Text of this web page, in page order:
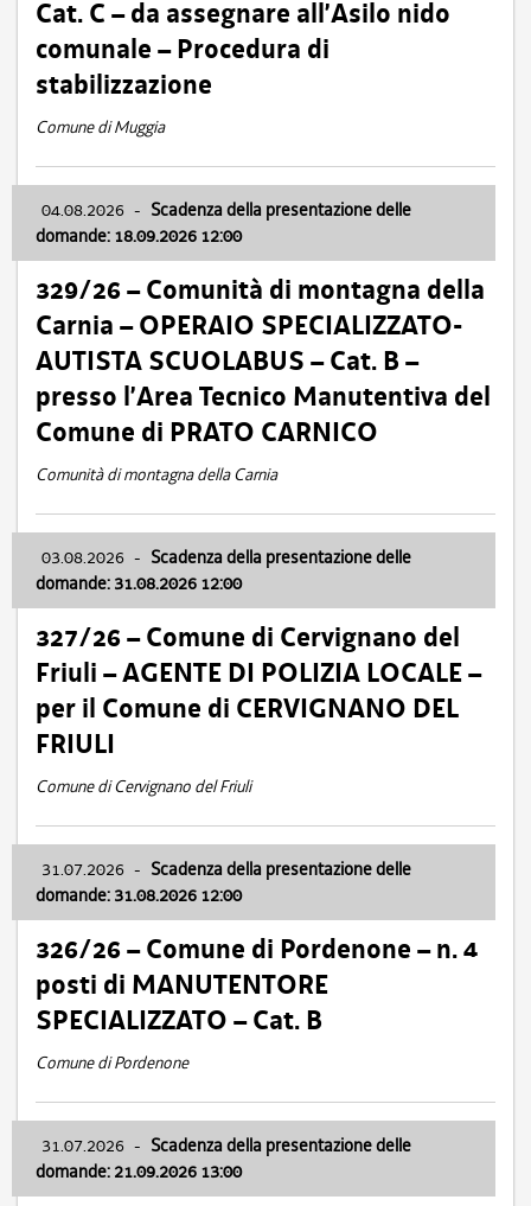
Cat. C – da assegnare all’Asilo nido
comunale – Procedura di
stabilizzazione
Comune di Muggia
04.08.2026 - Scadenza della presentazione delle
domande: 18.09.2026 12:00
329/26 – Comunità di montagna della
Carnia – OPERAIO SPECIALIZZATO-
AUTISTA SCUOLABUS – Cat. B –
presso l’Area Tecnico Manutentiva del
Comune di PRATO CARNICO
Comunità di montagna della Carnia
03.08.2026 - Scadenza della presentazione delle
domande: 31.08.2026 12:00
327/26 – Comune di Cervignano del
Friuli – AGENTE DI POLIZIA LOCALE –
per il Comune di CERVIGNANO DEL
FRIULI
Comune di Cervignano del Friuli
31.07.2026 - Scadenza della presentazione delle
domande: 31.08.2026 12:00
326/26 – Comune di Pordenone – n. 4
posti di MANUTENTORE
SPECIALIZZATO – Cat. B
Comune di Pordenone
31.07.2026 - Scadenza della presentazione delle
domande: 21.09.2026 13:00